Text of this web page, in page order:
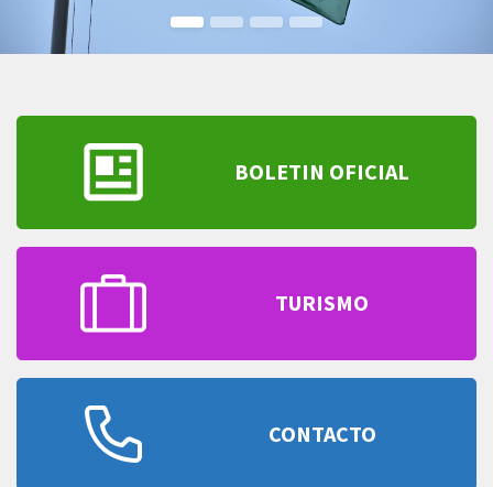
BOLETIN OFICIAL
TURISMO
CONTACTO